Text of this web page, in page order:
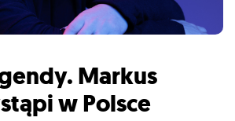
Markus
w Polsce